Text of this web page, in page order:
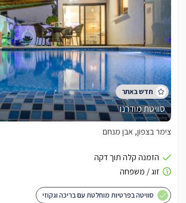
סוויטת מודרנו
צימר בצפון, אבן מנחם
סוויטה בפרטיות מוחלטת עם בריכה וגקוזי